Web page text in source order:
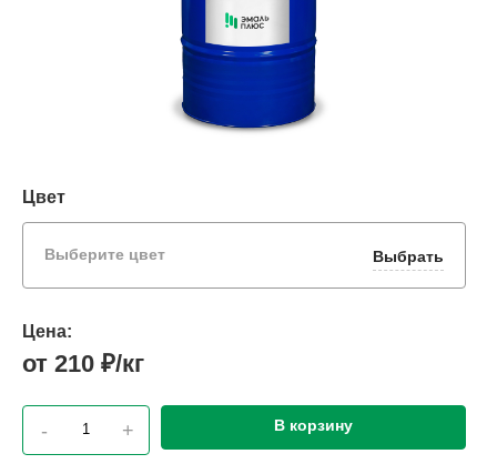
Цвет
Выберите цвет Выбрать
Цена:
от 210 ₽/кг
- + В корзину